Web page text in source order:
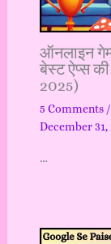
ऑनलाइन
बेस्ट ऐप्स
2025)
5 Comments /
December 31,
…